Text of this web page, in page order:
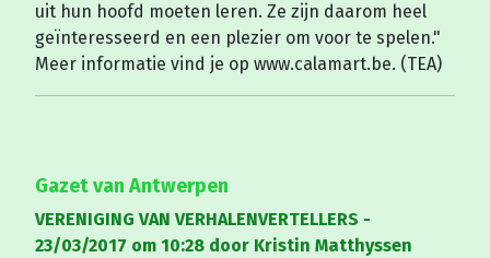
uit hun hoofd moeten leren. Ze zijn daarom heel
geïnteresseerd en een plezier om voor te spelen."
Meer informatie vind je op www.calamart.be. (TEA)
Gazet van Antwerpen
VERENIGING VAN VERHALENVERTELLERS -
23/03/2017 om 10:28 door Kristin Matthyssen